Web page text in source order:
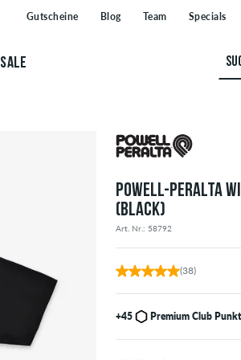
Gutscheine Blog Team Specials
SALE
POWELL-PERALTA
(BLACK)
Art. Nr.: 58792
(38)
+45 Premium Club